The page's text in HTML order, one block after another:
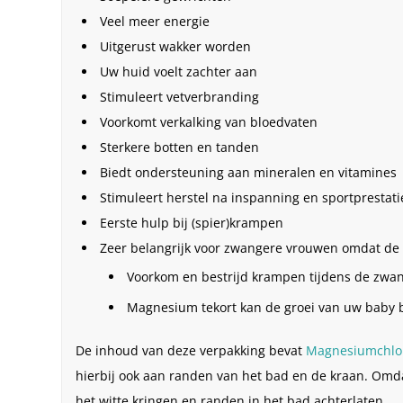
Veel meer energie
Uitgerust wakker worden
Uw huid voelt zachter aan
Stimuleert vetverbranding
Voorkomt verkalking van bloedvaten
Sterkere botten en tanden
Biedt ondersteuning aan mineralen en vitamines
Stimuleert herstel na inspanning en
Eerste hulp bij (spier)krampen
Zeer belangrijk voor zwangere vrouwen omdat
Voorkom en bestrijd krampen tijdens de
Magnesium tekort kan de groei van uw baby
De inhoud van deze verpakking bevat
hierbij ook aan randen van het bad en de kraan.